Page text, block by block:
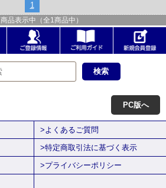
1
商品表示中（全1 商品中）
PC版へ
>よくあるご質問
>特定商取引法に基づく表示
>プライバシーポリシー